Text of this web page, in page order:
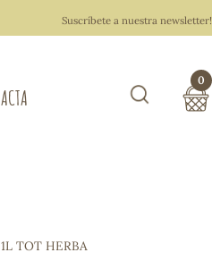
Suscríbete a nuestra newsletter!
0
TOT HERBA